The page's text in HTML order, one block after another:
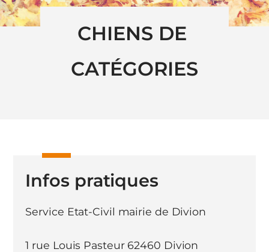
CHIENS DE
CATÉGORIES
Infos pratiques
Service Etat-Civil mairie de Divion
1 rue Louis Pasteur 62460 Divion